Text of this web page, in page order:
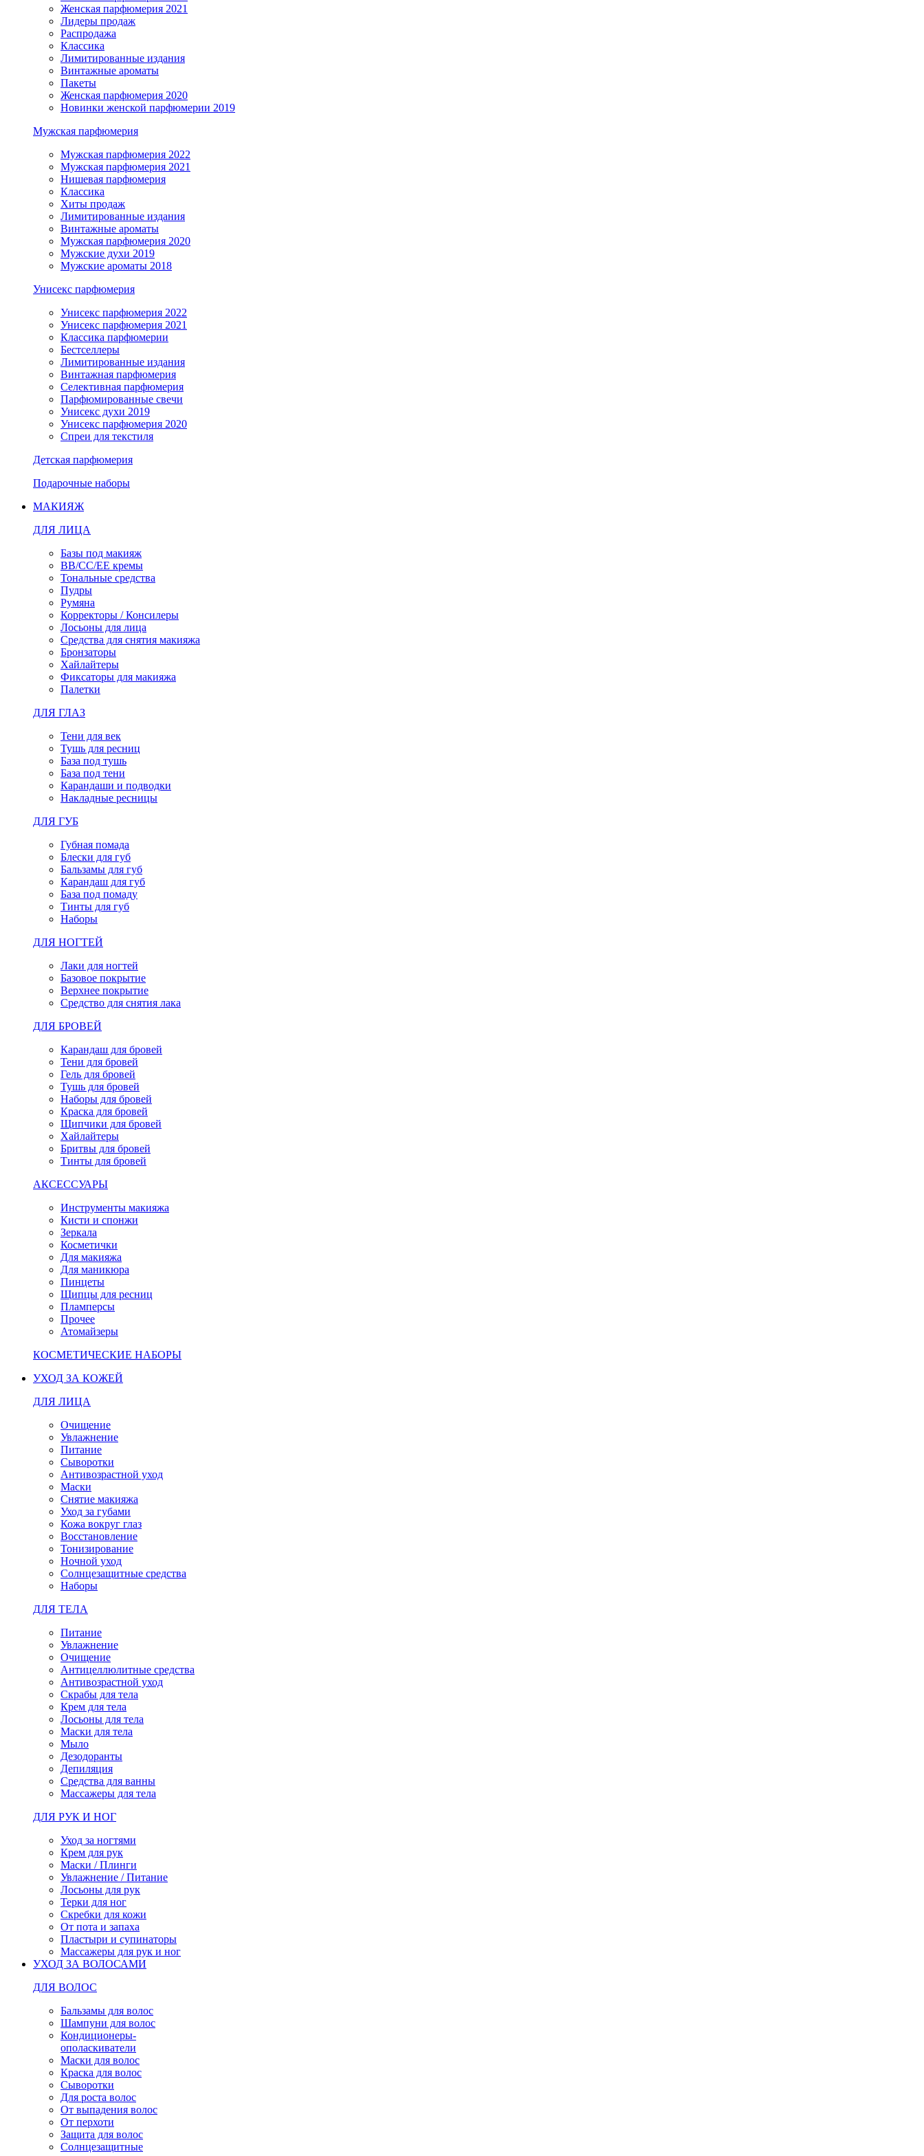
Женская парфюмерия 2021
Лидеры продаж
Распродажа
Классика
Лимитированные издания
Винтажные ароматы
Пакеты
Женская парфюмерия 2020
Новинки женской парфюмерии 2019
Мужская парфюмерия
Мужская парфюмерия 2022
Мужская парфюмерия 2021
Нишевая парфюмерия
Классика
Хиты продаж
Лимитированные издания
Винтажные ароматы
Мужская парфюмерия 2020
Мужские духи 2019
Мужские ароматы 2018
Унисекс парфюмерия
Унисекс парфюмерия 2022
Унисекс парфюмерия 2021
Классика парфюмерии
Бестселлеры
Лимитированные издания
Винтажная парфюмерия
Селективная парфюмерия
Парфюмированные свечи
Унисекс духи 2019
Унисекс парфюмерия 2020
Спреи для текстиля
Детская парфюмерия
Подарочные наборы
МАКИЯЖ
ДЛЯ ЛИЦА
Базы под макияж
BB/CC/EE кремы
Тональные средства
Пудры
Румяна
Корректоры / Консилеры
Лосьоны для лица
Средства для снятия макияжа
Бронзаторы
Хайлайтеры
Фиксаторы для макияжа
Палетки
ДЛЯ ГЛАЗ
Тени для век
Тушь для ресниц
База под тушь
База под тени
Карандаши и подводки
Накладные ресницы
ДЛЯ ГУБ
Губная помада
Блески для губ
Бальзамы для губ
Карандаш для губ
База под помаду
Тинты для губ
Наборы
ДЛЯ НОГТЕЙ
Лаки для ногтей
Базовое покрытие
Верхнее покрытие
Средство для снятия лака
ДЛЯ БРОВЕЙ
Карандаш для бровей
Тени для бровей
Гель для бровей
Тушь для бровей
Наборы для бровей
Краска для бровей
Щипчики для бровей
Хайлайтеры
Бритвы для бровей
Тинты для бровей
АКСЕССУАРЫ
Инструменты макияжа
Кисти и спонжи
Зеркала
Косметички
Для макияжа
Для маникюра
Пинцеты
Щипцы для ресниц
Пламперсы
Прочее
Атомайзеры
КОСМЕТИЧЕСКИЕ НАБОРЫ
УХОД ЗА КОЖЕЙ
ДЛЯ ЛИЦА
Очищение
Увлажнение
Питание
Сыворотки
Антивозрастной уход
Маски
Снятие макияжа
Уход за губами
Кожа вокруг глаз
Восстановление
Тонизирование
Ночной уход
Солнцезащитные средства
Наборы
ДЛЯ ТЕЛА
Питание
Увлажнение
Очищение
Антицеллюлитные средства
Антивозрастной уход
Скрабы для тела
Крем для тела
Лосьоны для тела
Маски для тела
Мыло
Дезодоранты
Депиляция
Средства для ванны
Массажеры для тела
ДЛЯ РУК И НОГ
Уход за ногтями
Крем для рук
Маски / Плинги
Увлажнение / Питание
Лосьоны для рук
Терки для ног
Скребки для кожи
От пота и запаха
Пластыри и супинаторы
Массажеры для рук и ног
УХОД ЗА ВОЛОСАМИ
ДЛЯ ВОЛОС
Бальзамы для волос
Шампуни для волос
Кондиционеры-
ополаскиватели
Маски для волос
Краска для волос
Сыворотки
Для роста волос
От выпадения волос
От перхоти
Защита для волос
Солнцезащитные